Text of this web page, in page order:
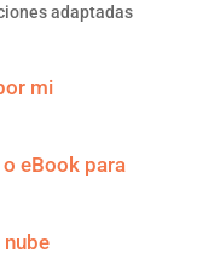
adaptadas
mi
eBook para